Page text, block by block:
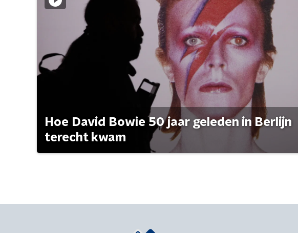
Hoe David Bowie 50 jaar geleden in Berlijn
terecht kwam